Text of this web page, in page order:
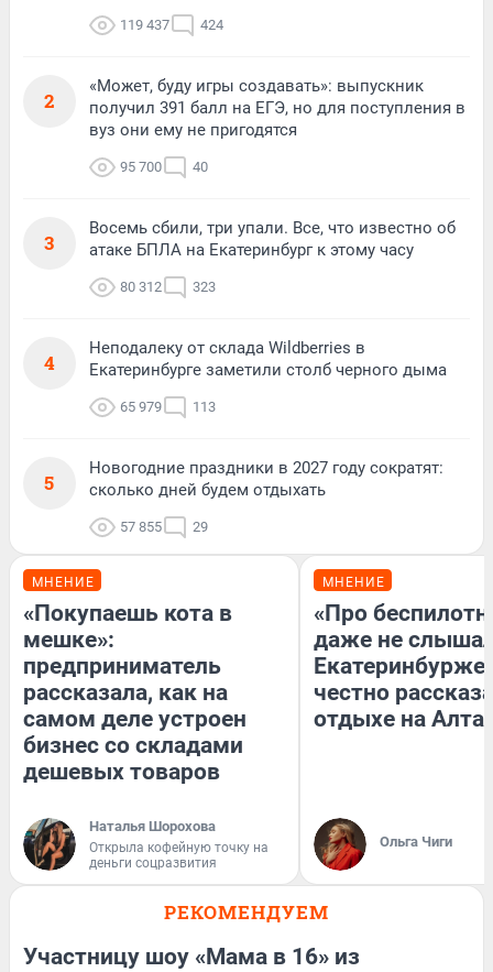
119 437 424
2
«Может, буду игры создавать»: выпускник
получил 391 балл на ЕГЭ, но для поступления в
вуз они ему не пригодятся
95 700 40
3
Восемь сбили, три упали. Все, что известно об
атаке БПЛА на Екатеринбург к этому часу
80 312 323
4
Неподалеку от склада Wildberries в
Екатеринбурге заметили столб черного дыма
65 979 113
5
Новогодние праздники в 2027 году сократят:
сколько дней будем отдыхать
57 855 29
МНЕНИЕ
«Покупаешь кота в
мешке»:
предприниматель
рассказала, как на
самом деле устроен
бизнес со складами
дешевых товаров
Наталья Шорохова
Открыла кофейную точку на
деньги соцразвития
МНЕНИЕ
«Про
даже не
честно
отдыхе на
Ольга Чиги
РЕКОМЕНДУЕМ
Участницу шоу «Мама в 16» из